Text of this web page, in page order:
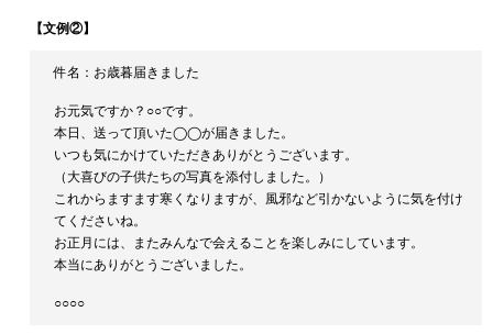
【文例②】
件名：お歳暮届きました
お元気ですか？○○です。
本日、送って頂いた◯◯が届きました。
いつも気にかけていただきありがとうございます。
（大喜びの子供たちの写真を添付しました。）
これからますます寒くなりますが、風邪など引かないように気を付け
てくださいね。
お正月には、またみんなで会えることを楽しみにしています。
本当にありがとうございました。
○○○○